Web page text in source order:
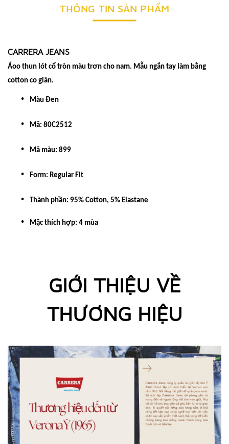
THÔNG TIN SẢN PHẨM
CARRERA JEANS
Áoo thun lót cổ tròn màu trơn cho nam. Mẫu ngắn tay làm bằng
cotton co giãn.
Màu Đen
Mã: 80C2512
Mã màu: 899
Form: Regular Fit
Thành phần: 95% Cotton, 5% Elastane
Mặc thích hợp: 4 mùa
GIỚI THIỆU VỀ
THƯƠNG HIỆU